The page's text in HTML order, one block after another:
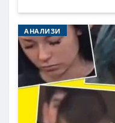
АНАЛИЗИ